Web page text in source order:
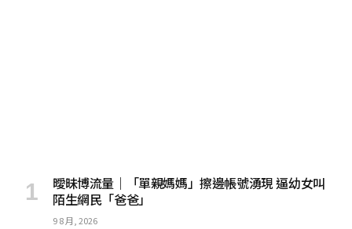
曖昧博流量｜「單親媽媽」擦邊帳號湧現 逼幼女叫
陌生網民「爸爸」
9 8 月, 2026